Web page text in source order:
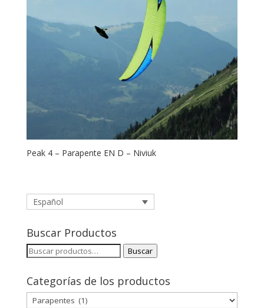
Peak 4 – Parapente EN D – Niviuk
Español
Buscar Productos
Buscar
Buscar
Categorías de los productos